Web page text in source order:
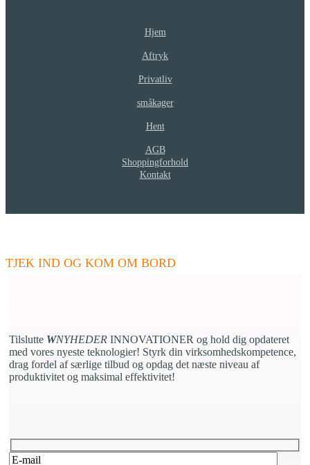
Hjem
Aftryk
Privatliv
småkager
Hent
AGB
Shoppingforhold
Kontakt
TJEK IND OG KOM OM BORD
Tilslutte WNYHEDER INNOVATIONER og hold dig opdateret
med vores nyeste teknologier! Styrk din virksomhedskompetence,
drag fordel af særlige tilbud og opdag det næste niveau af
produktivitet og maksimal effektivitet!
Lad venligst dette felt være tomt.